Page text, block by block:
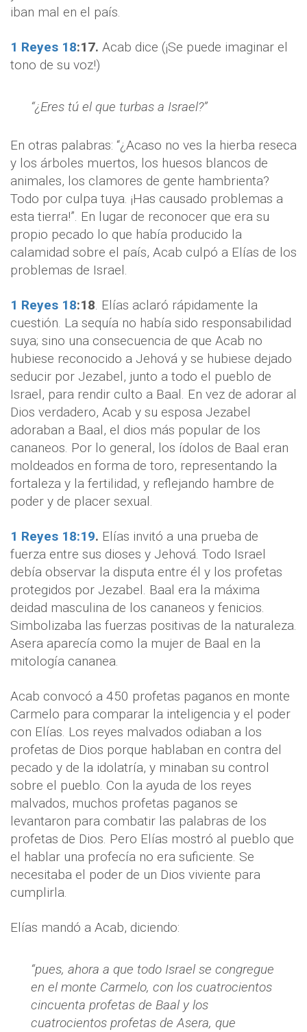
iban mal en el país.
1 Reyes 18:17. Acab dice (¡Se puede imaginar el
tono de su voz!)
“¿Eres tú el que turbas a Israel?”
En otras palabras: “¿Acaso no ves la hierba reseca
y los árboles muertos, los huesos blancos de
animales, los clamores de gente hambrienta?
Todo por culpa tuya. ¡Has causado problemas a
esta tierra!”. En lugar de reconocer que era su
propio pecado lo que había producido la
calamidad sobre el país, Acab culpó a Elías de los
problemas de Israel.
1 Reyes 18:18. Elías aclaró rápidamente la
cuestión. La sequía no había sido responsabilidad
suya; sino una consecuencia de que Acab no
hubiese reconocido a Jehová y se hubiese dejado
seducir por Jezabel, junto a todo el pueblo de
Israel, para rendir culto a Baal. En vez de adorar al
Dios verdadero, Acab y su esposa Jezabel
adoraban a Baal, el dios más popular de los
cananeos. Por lo general, los ídolos de Baal eran
moldeados en forma de toro, representando la
fortaleza y la fertilidad, y reflejando hambre de
poder y de placer sexual.
1 Reyes 18:19. Elías invitó a una prueba de
fuerza entre sus dioses y Jehová. Todo Israel
debía observar la disputa entre él y los profetas
protegidos por Jezabel. Baal era la máxima
deidad masculina de los cananeos y fenicios.
Simbolizaba las fuerzas positivas de la naturaleza.
Asera aparecía como la mujer de Baal en la
mitología cananea.
Acab convocó a 450 profetas paganos en monte
Carmelo para comparar la inteligencia y el poder
con Elías. Los reyes malvados odiaban a los
profetas de Dios porque hablaban en contra del
pecado y de la idolatría, y minaban su control
sobre el pueblo. Con la ayuda de los reyes
malvados, muchos profetas paganos se
levantaron para combatir las palabras de los
profetas de Dios. Pero Elías mostró al pueblo que
el hablar una profecía no era suficiente. Se
necesitaba el poder de un Dios viviente para
cumplirla.
Elías mandó a Acab, diciendo:
“pues, ahora a que todo Israel se congregue
en el monte Carmelo, con los cuatrocientos
cincuenta profetas de Baal y los
cuatrocientos profetas de Asera, que